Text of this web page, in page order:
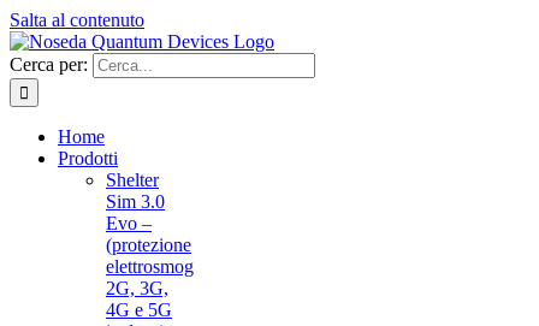
Salta al contenuto
Cerca per:
Home
Prodotti
Shelter
Sim 3.0
Evo –
(protezione
elettrosmog
2G, 3G,
4G e 5G